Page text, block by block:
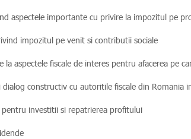
aspectele importante cu privire la impozitul pe
impozitul pe venit si contributii sociale
la aspectele fiscale de interes pentru afacerea pe
dialog constructiv cu autoritile fiscale din Romania
pentru investitii si repatrierea profitului